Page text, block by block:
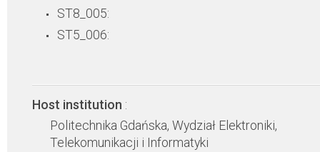
ST8_005:
ST5_006:
Host institution :
Politechnika Gdańska, Wydział Elektroniki,
Telekomunikacji i Informatyki